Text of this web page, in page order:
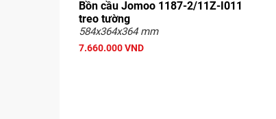
Bồn cầu Jomoo 1187-2/11Z-I011
treo tường
584x364x364 mm
7.660.000 VND